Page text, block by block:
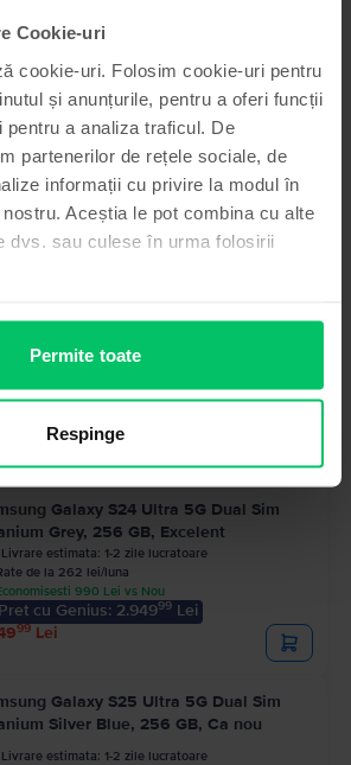
Cookie-uri
cookie-uri. Folosim cookie-uri pentru
și anunțurile, pentru a oferi funcții
pentru a analiza traficul. De
partenerilor de rețele sociale, de
informații cu privire la modul în
Aceștia le pot combina cu alte
dvs. sau culese în urma folosirii
Permite toate
Respinge
dispozitiv recondiționat?
performantă?
dispozitivului?
similare căutării tale
Galaxy S25 Ultra 5G Dual Sim
Livrare estimata:
1-2 zile lucratoare
970 Lei vs Nou
Lei 4.299 99 Lei
Galaxy S24 Ultra 5G Dual Sim
Grey, 256 GB, Excelent
Livrare estimata: 1-2 zile lucratoare
de la 262 lei/luna
990 Lei vs Nou
Pret cu Genius: 2.94999 Lei
99 Lei
Galaxy S25 Ultra 5G Dual Sim
Silver Blue, 256 GB, Ca nou
Livrare estimata: 1-2 zile lucratoare